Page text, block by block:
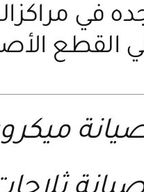
في
القطع